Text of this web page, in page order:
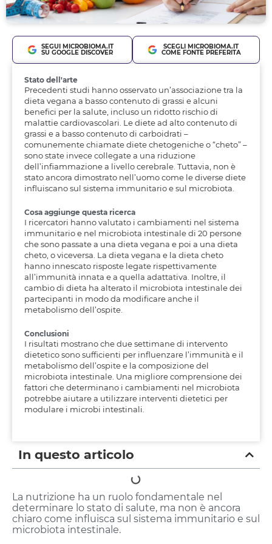
SEGUI MICROBIOMA.IT
SU GOOGLE DISCOVER
SCEGLI MICROBIOMA.IT
COME FONTE PREFERITA
Stato dell'arte
Precedenti studi hanno osservato un’associazione tra la
dieta vegana a basso contenuto di grassi e alcuni
benefici per la salute, incluso un ridotto rischio di
malattie cardiovascolari. Le diete ad alto contenuto di
grassi e a basso contenuto di carboidrati –
comunemente chiamate diete chetogeniche o “cheto” –
sono state invece collegate a una riduzione
dell’infiammazione a livello cerebrale. Tuttavia, non è
stato ancora dimostrato nell’uomo come le diverse diete
influiscano sul sistema immunitario e sul microbiota.
Cosa aggiunge questa ricerca
I ricercatori hanno valutato i cambiamenti nel sistema
immunitario e nel microbiota intestinale di 20 persone
che sono passate a una dieta vegana e poi a una dieta
cheto, o viceversa. La dieta vegana e la dieta cheto
hanno innescato risposte legate rispettivamente
all’immunità innata e a quella adattativa. Inoltre, il
cambio di dieta ha alterato il microbiota intestinale dei
partecipanti in modo da modificare anche il
metabolismo dell’ospite.
Conclusioni
I risultati mostrano che due settimane di intervento
dietetico sono sufficienti per influenzare l’immunità e il
metabolismo dell’ospite e la composizione del
microbiota intestinale. Una migliore comprensione dei
fattori che determinano i cambiamenti nel microbiota
potrebbe aiutare a utilizzare interventi dietetici per
modulare i microbi intestinali.
In questo articolo
La nutrizione ha un ruolo fondamentale nel
determinare lo stato di salute, ma non è ancora
chiaro come influisca sul sistema immunitario e sul
microbiota intestinale.